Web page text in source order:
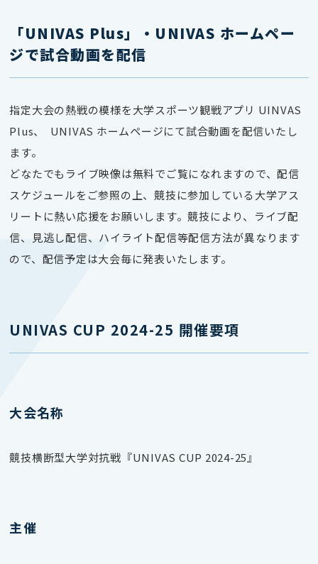
「UNIVAS Plus」・UNIVAS ホームペー
ジで試合動画を配信
指定大会の熱戦の模様を大学スポーツ観戦アプリ UINVAS
Plus、 UNIVAS ホームページにて試合動画を配信いたし
ます。
どなたでもライブ映像は無料でご覧になれますので、配信
スケジュールをご参照の上、競技に参加している大学アス
リートに熱い応援をお願いします。競技により、ライブ配
信、見逃し配信、ハイライト配信等配信方法が異なります
ので、配信予定は大会毎に発表いたします。
UNIVAS CUP 2024-25 開催要項
大会名称
競技横断型大学対抗戦『UNIVAS CUP 2024-25』
主催